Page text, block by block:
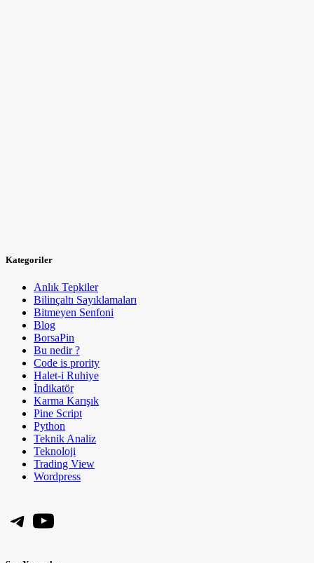
Kategoriler
Anlık Tepkiler
Bilinçaltı Sayıklamaları
Bitmeyen Senfoni
Blog
BorsaPin
Bu nedir ?
Code is prority
Halet-i Ruhiye
İndikatör
Karma Karışık
Pine Script
Python
Teknik Analiz
Teknoloji
Trading View
Wordpress
Telegram
YouTube